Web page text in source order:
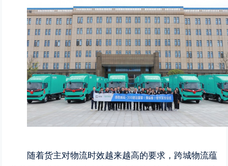
随着货主对物流时效越来越高的要求，跨城物流蕴